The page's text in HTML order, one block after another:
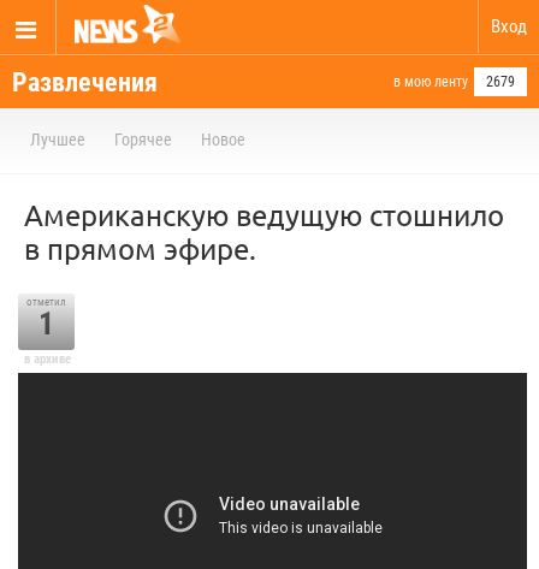
Вход
Развлечения в мою ленту 2679
Лучшее Горячее Новое
Американскую ведущую стошнило
в прямом эфире.
отметил
1
в архиве